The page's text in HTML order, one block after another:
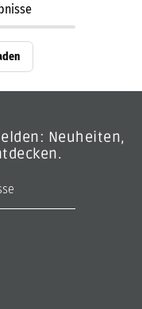
Neuheiten,